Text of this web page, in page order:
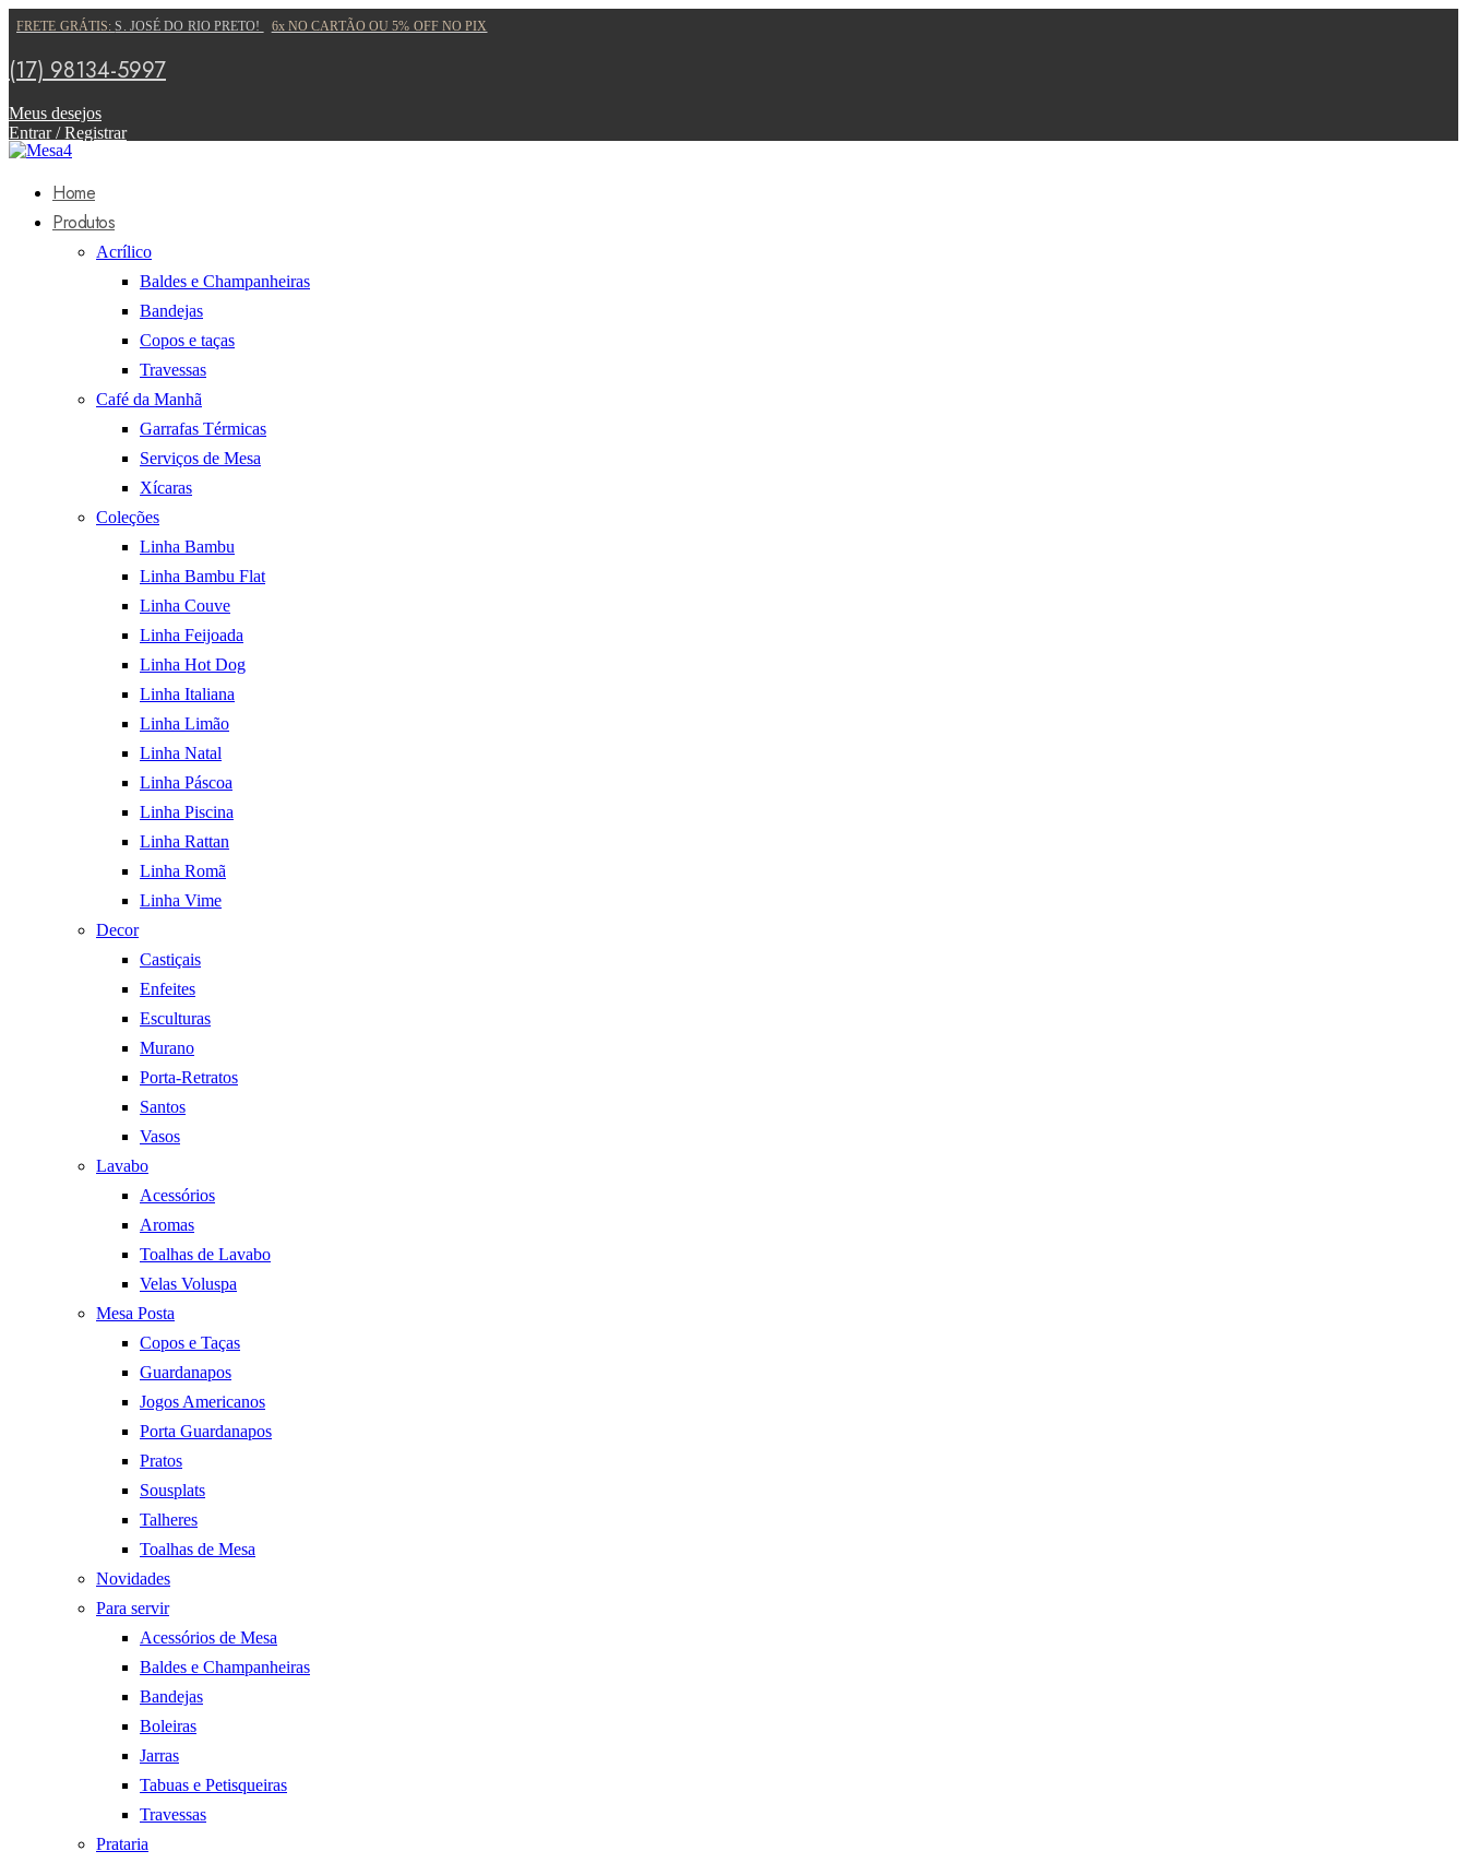
FRETE GRÁTIS:S. JOSÉ DO RIO PRETO! 6x NO CARTÃO OU 5% OFF NO PIX
(17) 98134-5997
Meus desejos
Entrar / Registrar
Home
Produtos
Acrílico
Baldes e Champanheiras
Bandejas
Copos e taças
Travessas
Café da Manhã
Garrafas Térmicas
Serviços de Mesa
Xícaras
Coleções
Linha Bambu
Linha Bambu Flat
Linha Couve
Linha Feijoada
Linha Hot Dog
Linha Italiana
Linha Limão
Linha Natal
Linha Páscoa
Linha Piscina
Linha Rattan
Linha Romã
Linha Vime
Decor
Castiçais
Enfeites
Esculturas
Murano
Porta-Retratos
Santos
Vasos
Lavabo
Acessórios
Aromas
Toalhas de Lavabo
Velas Voluspa
Mesa Posta
Copos e Taças
Guardanapos
Jogos Americanos
Porta Guardanapos
Pratos
Sousplats
Talheres
Toalhas de Mesa
Novidades
Para servir
Acessórios de Mesa
Baldes e Champanheiras
Bandejas
Boleiras
Jarras
Tabuas e Petisqueiras
Travessas
Prataria